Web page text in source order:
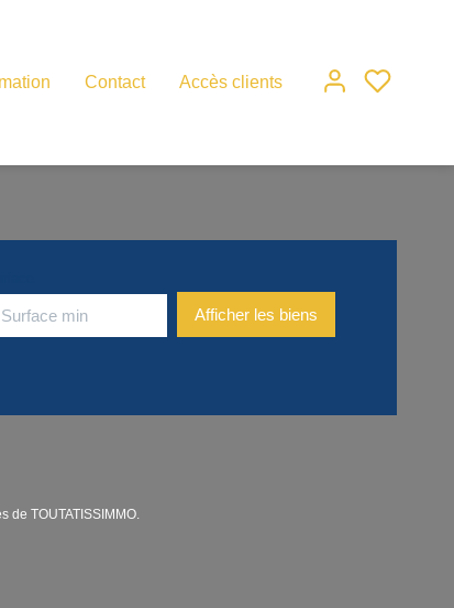
Contact Accès clients
de TOUTATISSIMMO.